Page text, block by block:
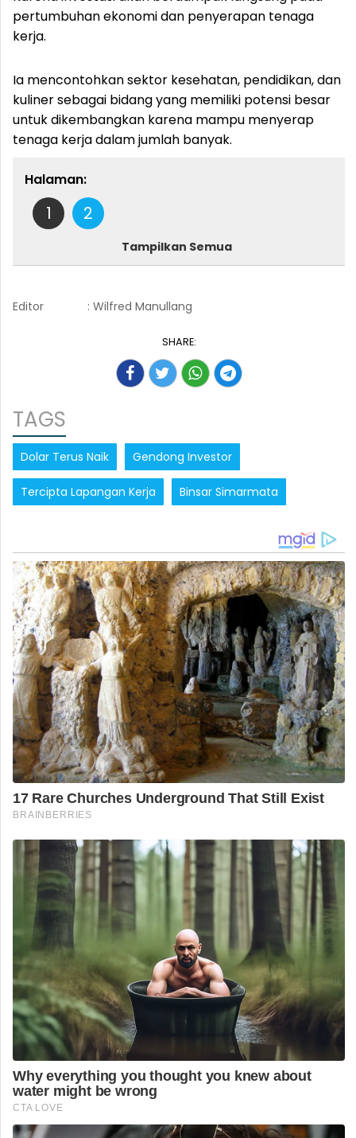
pertumbuhan ekonomi dan penyerapan tenaga
kerja.
Ia mencontohkan sektor kesehatan, pendidikan, dan
kuliner sebagai bidang yang memiliki potensi besar
untuk dikembangkan karena mampu menyerap
tenaga kerja dalam jumlah banyak.
Halaman:
1 2
Tampilkan Semua
Editor : Wilfred Manullang
SHARE:
TAGS
Dolar Terus Naik Gendong Investor
Tercipta Lapangan Kerja Binsar Simarmata